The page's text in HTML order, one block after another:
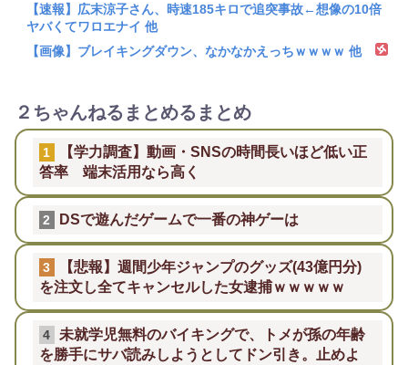
【速報】広末涼子さん、時速185キロで追突事故←想像の10倍
ヤバくてワロエナイ 他
【画像】ブレイキングダウン、なかなかえっちｗｗｗｗ 他
２ちゃんねるまとめるまとめ
1
【学力調査】動画・SNSの時間長いほど低い正
答率 端末活用なら高く
2 DSで遊んだゲームで一番の神ゲーは
3
【悲報】週間少年ジャンプのグッズ(43億円分)
を注文し全てキャンセルした女逮捕ｗｗｗｗｗ
4
未就学児無料のバイキングで、トメが孫の年齢
を勝手にサバ読みしようとしてドン引き。止めよ